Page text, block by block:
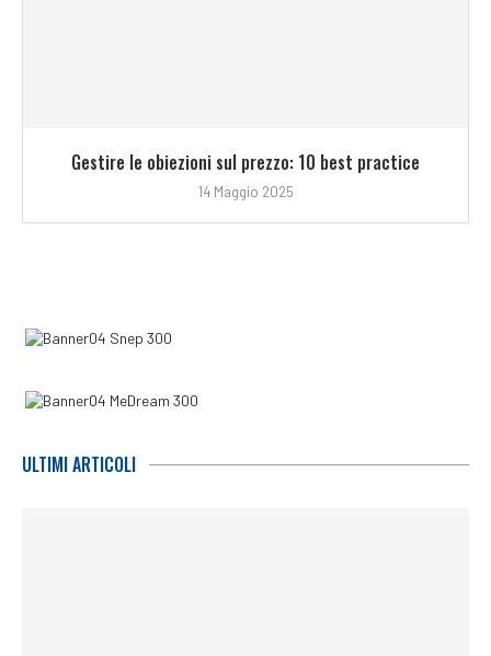
Gestire le obiezioni sul prezzo: 10 best practice
14 Maggio 2025
ULTIMI ARTICOLI